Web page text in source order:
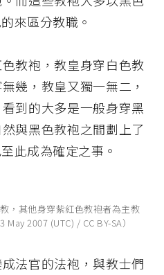
來區分教職。
教袍，教皇身穿白色教
幾，教皇又獨一無二，
到的大多是一般身穿黑
與黑色教袍之間劃上了
此成為確定之事。
，其他身穿紫紅色教袍者為主教
2007 (UTC) / CC BY-SA）
法官的法袍，與教士們